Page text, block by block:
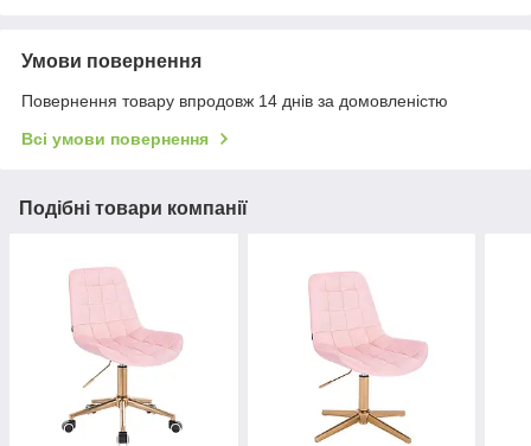
Умови повернення
Повернення товару впродовж 14 днів за домовленістю
Всі умови повернення
Подібні товари компанії